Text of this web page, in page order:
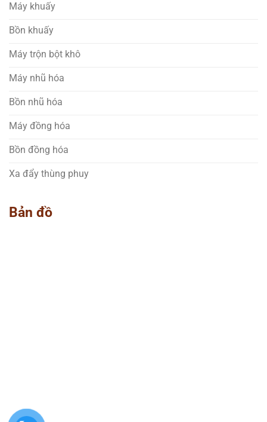
Máy khuấy
Bồn khuấy
Máy trộn bột khô
Máy nhũ hóa
Bồn nhũ hóa
Máy đồng hóa
Bồn đồng hóa
Xa đẩy thùng phuy
Bản đồ